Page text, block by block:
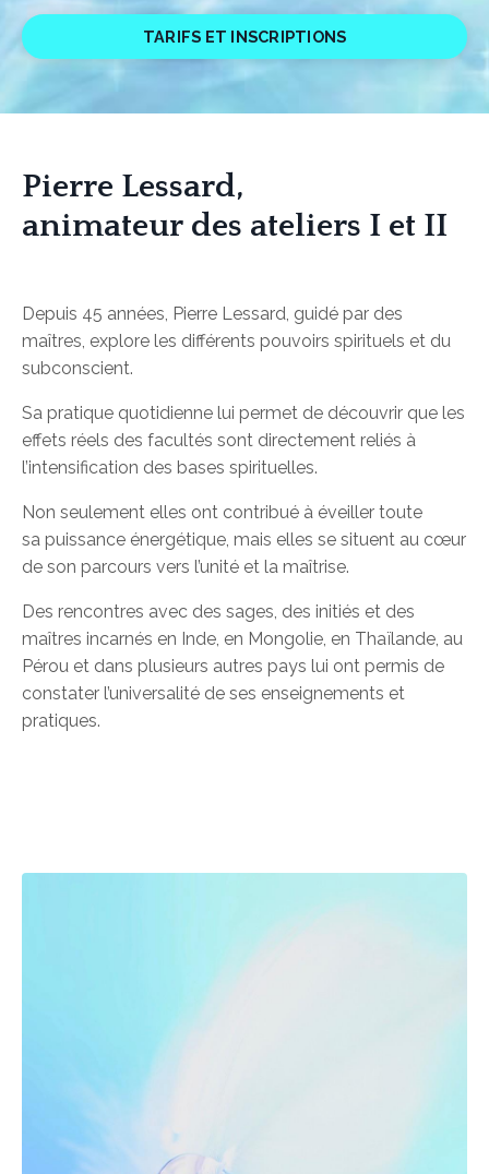
TARIFS ET INSCRIPTIONS
Pierre Lessard,
animateur des ateliers I et II
Depuis 45 années, Pierre Lessard, guidé par des
maîtres, explore les différents pouvoirs spirituels et du
subconscient.
Sa pratique quotidienne lui permet de découvrir que les
effets réels des facultés sont directement reliés à
l’intensification des bases spirituelles.
Non seulement elles ont contribué à éveiller toute
sa puissance énergétique, mais elles se situent au cœur
de son parcours vers l’unité et la maîtrise.
Des rencontres avec des sages, des initiés et des
maîtres incarnés en Inde, en Mongolie, en Thaïlande, au
Pérou et dans plusieurs autres pays lui ont permis de
constater l’universalité de ses enseignements et
pratiques.